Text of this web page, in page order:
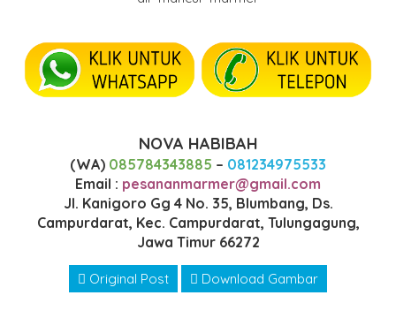
NOVA HABIBAH
(WA) 085784343885 – 081234975533
Email : pesananmarmer@gmail.com
Jl. Kanigoro Gg 4 No. 35, Blumbang, Ds.
Campurdarat, Kec. Campurdarat, Tulungagung,
Jawa Timur 66272
Original Post Download Gambar